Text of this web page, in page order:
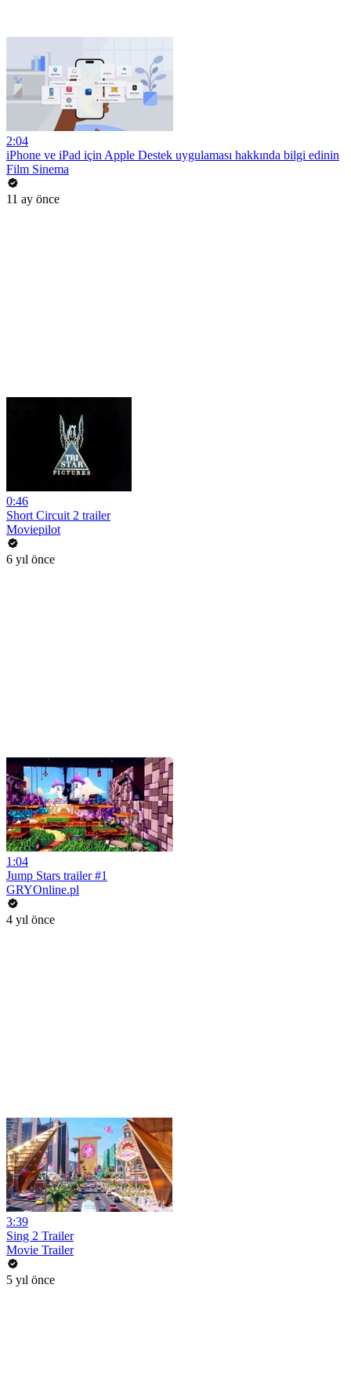
2:04
iPhone ve iPad için Apple Destek uygulaması hakkında bilgi edinin
Film Sinema
11 ay önce
0:46
Short Circuit 2 trailer
Moviepilot
6 yıl önce
1:04
Jump Stars trailer #1
GRYOnline.pl
4 yıl önce
3:39
Sing 2 Trailer
Movie Trailer
5 yıl önce